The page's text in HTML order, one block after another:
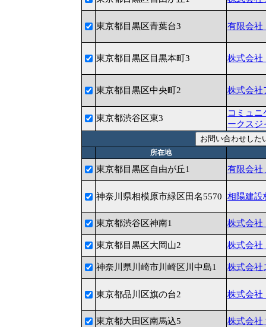
東京都目黒区青葉台3 有限会社
東京都目黒区目黒本町3 株式会社
東京都目黒区中央町2 株式会社
東京都渋谷区東3
コミュ
ークスジ
所在地
東京都目黒区自由が丘1 有限会社
神奈川県相模原市緑区田名5570 相陽建設
東京都渋谷区神南1 株式会社
東京都目黒区大岡山2 株式会社
神奈川県川崎市川崎区川中島1 株式会社
東京都品川区旗の台2 株式会社
東京都大田区南馬込5 株式会社